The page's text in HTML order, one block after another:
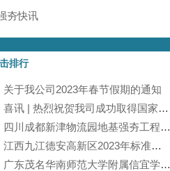
夯快讯
排行
关于我公司2023年春节假期的通知
喜讯 | 热烈祝贺我司成功取得国家商标注册证书！
四川成都新津物流园地基强夯工程【康尚强夯建设】
江西九江德安高新区2023年标准厂房及配套基础设施建设项目【康尚强夯建设】
广东茂名华南师范大学附属信宜学校强夯地基项目【康尚强夯建设】